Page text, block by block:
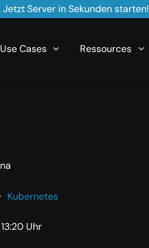
Server in Sekunden starten!
Use Cases Ressources
Kubernetes
Uhr